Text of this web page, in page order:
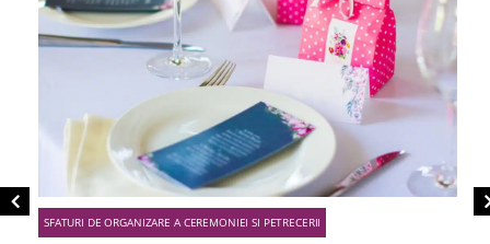
SFATURI DE ORGANIZARE A CEREMONIEI SI PETRECERII